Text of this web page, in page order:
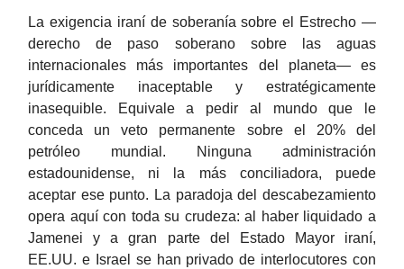
La exigencia iraní de soberanía sobre el Estrecho —
derecho de paso soberano sobre las aguas
internacionales más importantes del planeta— es
jurídicamente inaceptable y estratégicamente
inasequible. Equivale a pedir al mundo que le
conceda un veto permanente sobre el 20% del
petróleo mundial. Ninguna administración
estadounidense, ni la más conciliadora, puede
aceptar ese punto. La paradoja del descabezamiento
opera aquí con toda su crudeza: al haber liquidado a
Jamenei y a gran parte del Estado Mayor iraní,
EE.UU. e Israel se han privado de interlocutores con